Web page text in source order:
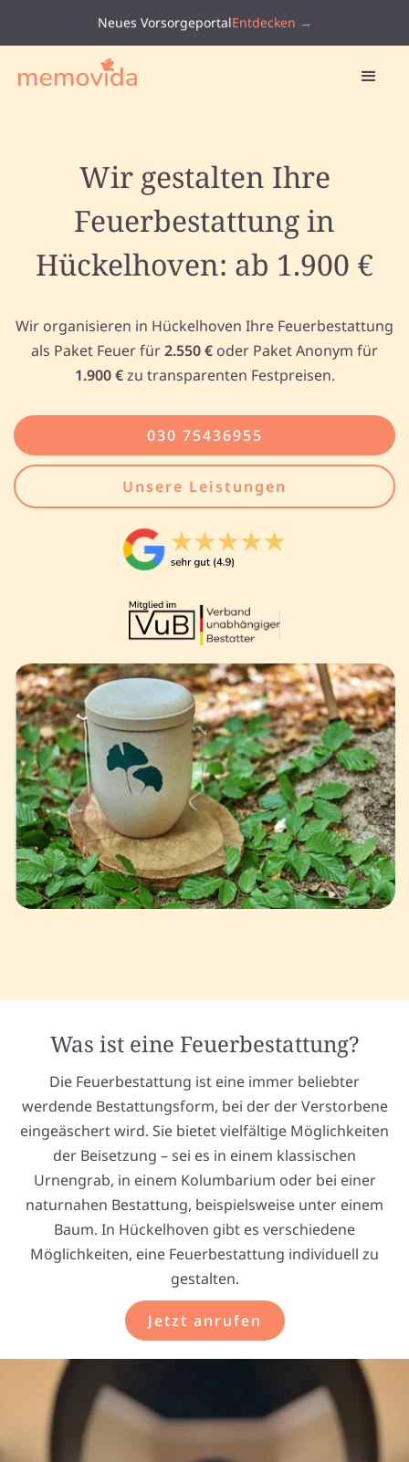
Neues VorsorgeportalEntdecken →
Wir gestalten Ihre
Feuerbestattung in
Hückelhoven: ab 1.900 €
Wir organisieren in Hückelhoven Ihre Feuerbestattung
als Paket Feuer für2.550 € oder Paket Anonym für
1.900 €zu transparenten Festpreisen.
030 75436955
Unsere Leistungen
Was ist eine Feuerbestattung?
Die Feuerbestattung ist eine immer beliebter
werdende Bestattungsform, bei der der Verstorbene
eingeäschert wird. Sie bietet vielfältige Möglichkeiten
der Beisetzung – sei es in einem klassischen
Urnengrab, in einem Kolumbarium oder bei einer
naturnahen Bestattung, beispielsweise unter einem
Baum. In Hückelhoven gibt es verschiedene
Möglichkeiten, eine Feuerbestattung individuell zu
gestalten.
Jetzt anrufen